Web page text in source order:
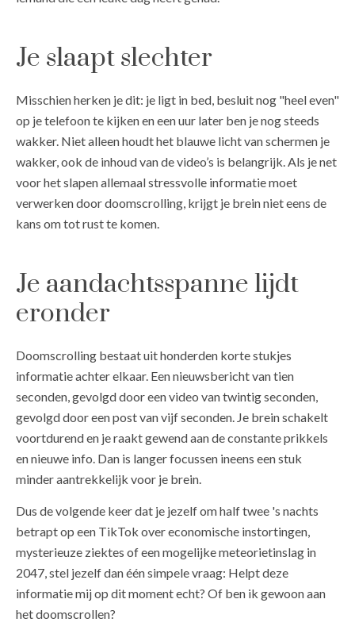
Je slaapt slechter
Misschien herken je dit: je ligt in bed, besluit nog "heel even"
op je telefoon te kijken en een uur later ben je nog steeds
wakker. Niet alleen houdt het blauwe licht van schermen je
wakker, ook de inhoud van de video’s is belangrijk. Als je net
voor het slapen allemaal stressvolle informatie moet
verwerken door doomscrolling, krijgt je brein niet eens de
kans om tot rust te komen.
Je aandachtsspanne lijdt
eronder
Doomscrolling bestaat uit honderden korte stukjes
informatie achter elkaar. Een nieuwsbericht van tien
seconden, gevolgd door een video van twintig seconden,
gevolgd door een post van vijf seconden. Je brein schakelt
voortdurend en je raakt gewend aan de constante prikkels
en nieuwe info. Dan is langer focussen ineens een stuk
minder aantrekkelijk voor je brein.
Dus de volgende keer dat je jezelf om half twee 's nachts
betrapt op een TikTok over economische instortingen,
mysterieuze ziektes of een mogelijke meteorietinslag in
2047, stel jezelf dan één simpele vraag: Helpt deze
informatie mij op dit moment echt? Of ben ik gewoon aan
het doomscrollen?